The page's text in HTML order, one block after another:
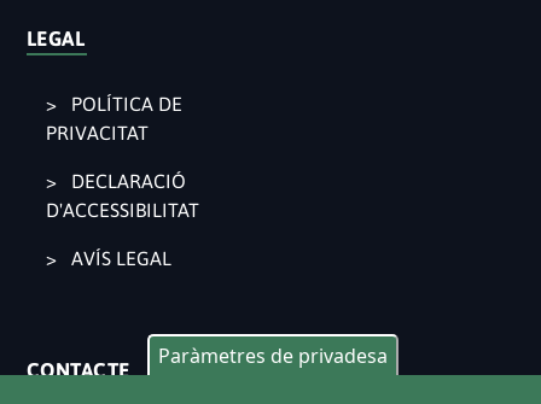
LEGAL
POLÍTICA DE
PRIVACITAT
DECLARACIÓ
D'ACCESSIBILITAT
AVÍS LEGAL
CONTACTE
Paràmetres de privadesa